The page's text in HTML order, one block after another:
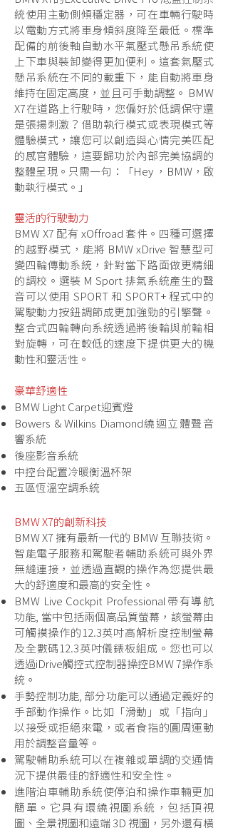
統使用主動側傾穩定器，可在車輛行駛時
以電動方式將車身傾斜度降至最低。標準
配備的前後軸自動水平氣壓式懸吊系統使
上下車與裝卸變得更加便利。這套氣壓式
懸吊系統在不同的載重下，能自動將車身
維持在固定高度，並且可手動調整。 BMW
X7在道路上行駛時，您偏好於低調保守還
是張揚刺激？借助執行模式或表現模式等
體驗模式，讓您可以創造與心情完美匹配
的感官體驗，這要歸功於內部完美協調的
整體呈現。只需一句：「Hey ，BMW，啟
動執行模式。」
靈活的行駛動力
BMW X7 配有 xOffroad 套件。四種可選擇
的越野模式，能將 BMW xDrive 智慧型可
變四輪傳動系統，針對當下路面做更精細
的調校。選裝 M Sport 排氣系統產生的聲
音可以使用 SPORT 和 SPORT+ 程式中的
駕駛動力按鈕調節成更加強勁的引擎聲。
整合式四輪轉向系統透過將後輪與前輪相
對旋轉，可在較低的速度下提供更大的機
動性和靈活性。
豪華舒適性
BMW Light Carpet迎賓燈
Bowers & Wilkins Diamond繞迴立體聲音
響系統
後座影音系統
中控台配置冷暖衡溫杯架
五區恆溫空調系統
BMW X7的創新科技
BMW X7 擁有最新一代的 BMW 互聯技術。
智能電子服務和駕駛者輔助系統可與外界
無縫連接，並透過直觀的操作為您提供最
大的舒適度和最高的安全性。
BMW Live Cockpit Professional帶有導航
功能, 當中包括兩個高品質螢幕，該螢幕由
可觸摸操作的12.3英吋高解析度控制螢幕
及全數碼12.3英吋儀錶板組成。您也可以
透過iDrive觸控式控制器操控BMW 7操作系
統。
手勢控制功能, 部分功能可以通過定義好的
手部動作操作。比如「滑動」或「指向」
以接受或拒絕來電，或者食指的圓周運動
用於調整音量等。
駕駛輔助系統可以在複雜或單調的交通情
況下提供最佳的舒適性和安全性。
進階泊車輔助系統使停泊和操作車輛更加
簡單。它具有環繞視圖系統，包括頂視
圖、全景視圖和遠端 3D 視圖，另外還有橫